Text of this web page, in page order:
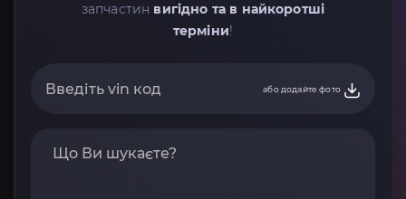
запчастин вигідно та в найкоротші
терміни!
або додайте фото